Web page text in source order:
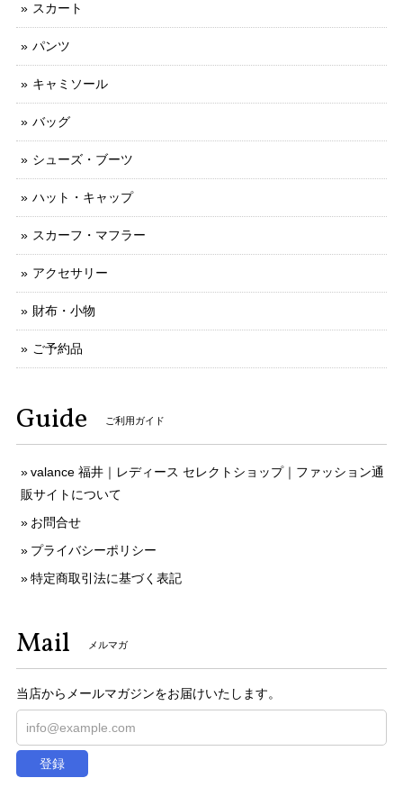
スカート
パンツ
キャミソール
バッグ
シューズ・ブーツ
ハット・キャップ
スカーフ・マフラー
アクセサリー
財布・小物
ご予約品
Guide ご利用ガイド
valance 福井｜レディース セレクトショップ｜ファッション通
販サイトについて
お問合せ
プライバシーポリシー
特定商取引法に基づく表記
Mail メルマガ
当店からメールマガジンをお届けいたします。
登録